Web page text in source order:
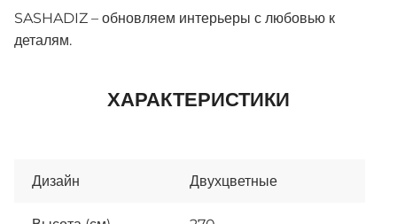
SASHADIZ – обновляем интерьеры с любовью к
деталям.
ХАРАКТЕРИСТИКИ
Дизайн Двухцветные